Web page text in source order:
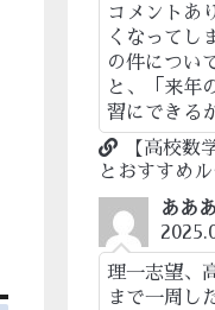
コメントあ
くなってし
の件につい
と、「来年
習にできる
【高校数
とおすすめ
あああ
理一志望、
まで一周し